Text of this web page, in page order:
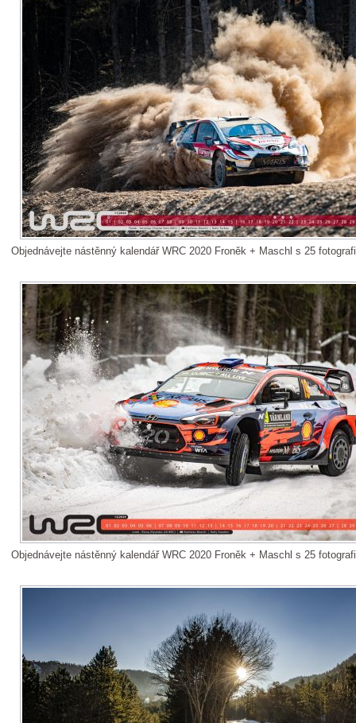
Objednávejte nástěnný kalendář WRC 2020 Froněk + Maschl s 25
Objednávejte nástěnný kalendář WRC 2020 Froněk + Maschl s 25